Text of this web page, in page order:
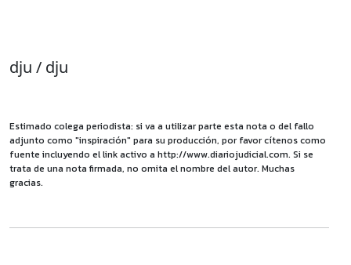
dju / dju
Estimado colega periodista: si va a utilizar parte esta nota o del fallo
adjunto como "inspiración" para su producción, por favor cítenos como
fuente incluyendo el link activo a http://www.diariojudicial.com. Si se
trata de una nota firmada, no omita el nombre del autor. Muchas
gracias.